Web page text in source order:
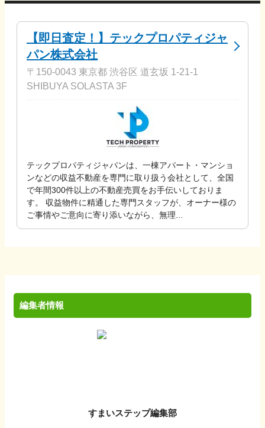
【即日査定！】テックプロパティジャ
パン株式会社
〒150-0043 東京都 渋谷区 道玄坂 1-21-1
SHIBUYA SOLASTA 3F
テックプロパティジャパンは、一棟アパート・マンショ
ンなどの収益不動産を専門に取り扱う会社として、全国
で年間300件以上の不動産売買をお手伝いしておりま
す。 収益物件に精通した専門スタッフが、オーナー様の
ご事情やご意向に寄り添いながら、無理...
編集者情報
すまいステップ編集部